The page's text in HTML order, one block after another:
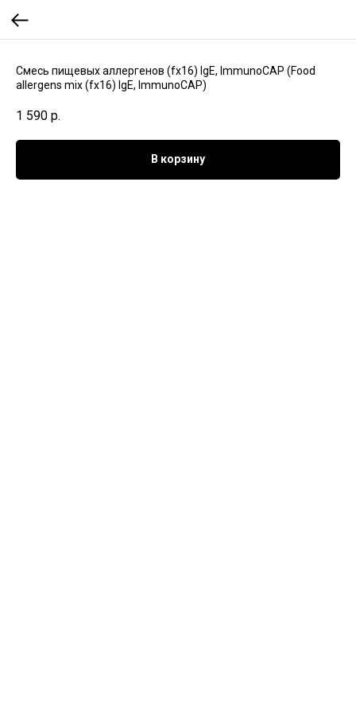
Смесь пищевых аллергенов (fx16) IgE, ImmunoCAP (Food
allergens mix (fx16) IgE, ImmunoCAP)
1 590 р.
В корзину